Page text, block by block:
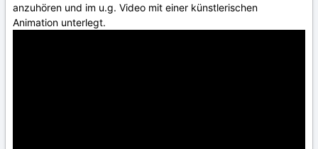
anzuhören und im u.g. Video mit einer künstlerischen
Animation unterlegt.